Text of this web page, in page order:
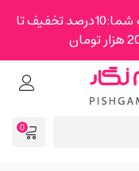
اولین هدیه ما به شما:10درصد تخفیف تا
0